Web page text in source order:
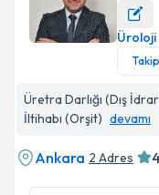
Prof. Dr. Nurullah
Üroloji
Üretra Darlığı (Dış
İltihabı (Orşit) devamı
Ankara 2 Adres